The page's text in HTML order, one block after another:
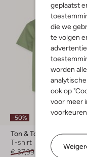
geplaatst
die we
te volgen
worden
ook op
voor meer
-50%
Ton & Ton
T-shirt
€ 37,99
€ 18,99